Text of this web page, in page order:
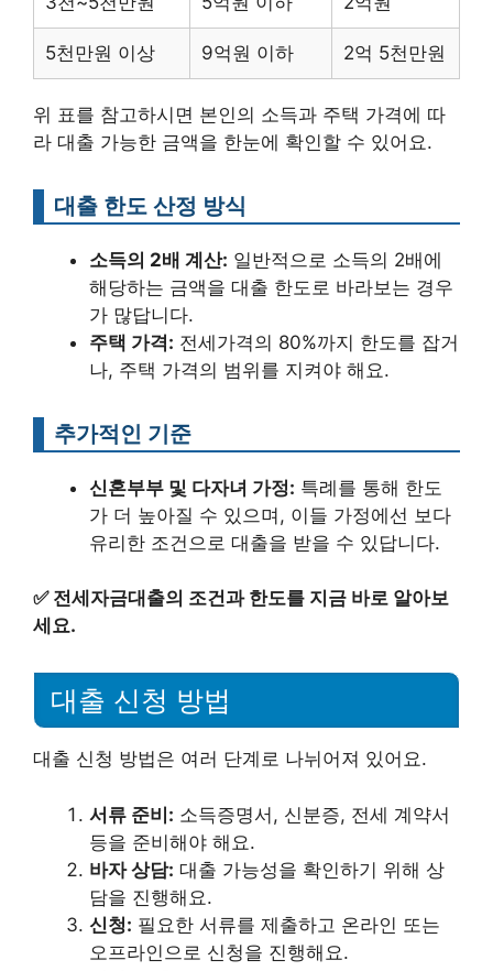
5천만원 이상 9억원 이하 2억 5천만원
위 표를 참고하시면 본인의 소득과 주택 가격에 따
라 대출 가능한 금액을 한눈에 확인할 수 있어요.
대출 한도 산정 방식
소득의 2배 계산: 일반적으로 소득의 2배에
해당하는 금액을 대출 한도로 바라보는 경우
가 많답니다.
주택 가격: 전세가격의 80%까지 한도를 잡거
나, 주택 가격의 범위를 지켜야 해요.
추가적인 기준
신혼부부 및 다자녀 가정: 특례를 통해 한도
가 더 높아질 수 있으며, 이들 가정에선 보다
유리한 조건으로 대출을 받을 수 있답니다.
✅ 전세자금대출의 조건과 한도를 지금 바로 알아보
세요.
대출 신청 방법
대출 신청 방법은 여러 단계로 나뉘어져 있어요.
서류 준비: 소득증명서, 신분증, 전세 계약서
등을 준비해야 해요.
바자 상담: 대출 가능성을 확인하기 위해 상
담을 진행해요.
신청: 필요한 서류를 제출하고 온라인 또는
오프라인으로 신청을 진행해요.